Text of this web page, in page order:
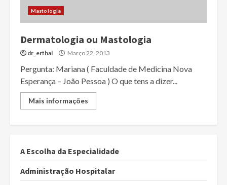
Mastologia
Dermatologia ou Mastologia
dr_erthal Março 22, 2013
Pergunta: Mariana ( Faculdade de Medicina Nova
Esperança – João Pessoa ) O que tens a dizer...
Mais informações
A Escolha da Especialidade
Administração Hospitalar